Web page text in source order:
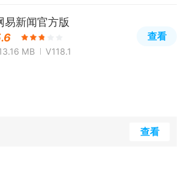
易新闻官方版
MB V118.1
查看
查看